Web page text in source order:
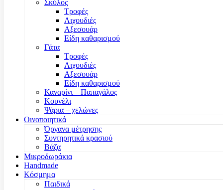
Σκύλος
Τροφές
Λιχουδιές
Αξεσουάρ
Είδη καθαρισμού
Γάτα
Τροφές
Λιχουδιές
Αξεσουάρ
Είδη καθαρισμού
Καναρίνι – Παπαγάλος
Κουνέλι
Ψάρια – χελώνες
Οινοποιητικά
Όργανα μέτρησης
Συντηρητικά κρασιού
Βάζα
Μικροδωράκια
Handmade
Κόσμημα
Παιδικά